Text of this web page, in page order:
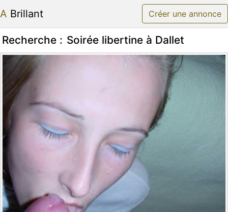
A Brillant Créer une annonce
Recherche : Soirée libertine à Dallet